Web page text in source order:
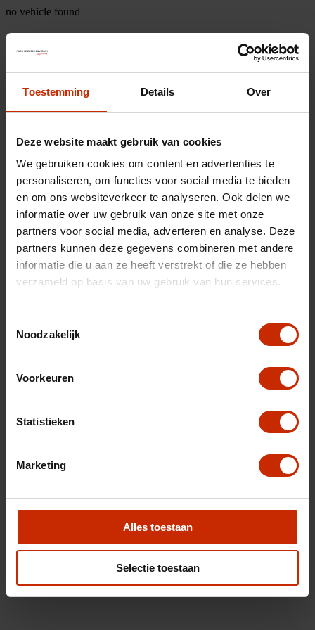
Toestemming Details Over
Deze website maakt gebruik van cookies
We gebruiken cookies om content en advertenties te
personaliseren, om functies voor social media te bieden
en om ons websiteverkeer te analyseren. Ook delen we
informatie over uw gebruik van onze site met onze
partners voor social media, adverteren en analyse. Deze
partners kunnen deze gegevens combineren met andere
informatie die u aan ze heeft verstrekt of die ze hebben
verzameld op basis van uw gebruik van hun services.
Noodzakelijk
Voorkeuren
Statistieken
Marketing
Alles toestaan
Selectie toestaan
no vehicle found